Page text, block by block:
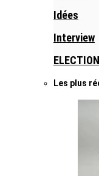
Idées
Interview
Les plus